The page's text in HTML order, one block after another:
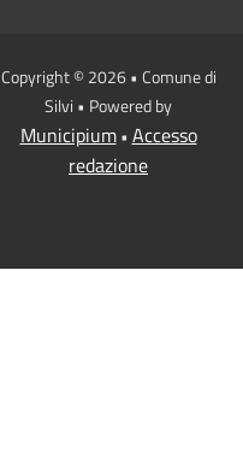
Copyright © 2026 • Comune di
Silvi • Powered by
Municipium• Accesso
redazione